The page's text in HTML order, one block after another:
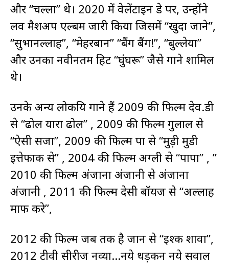
और “चल्ला” थे। 2020 में वेलेंटाइन डे पर, उन्होंने
लव मैशअप एल्बम जारी किया जिसमें “खुदा जाने”,
“सुभानल्लाह”, “मेहरबान” “बैंग बैंग!”, “बुल्लेया”
और उनका नवीनतम हिट “घुंघरू” जैसे गाने शामिल
थे।
उनके अन्य लोकप्रिय गाने हैं 2009 की फिल्म देव.डी
से “ढोल यारा ढोल” , 2009 की फिल्म गुलाल से
“ऐसी सजा”, 2009 की फिल्म पा से “मुड़ी मुडी
इत्तेफाक से” , 2004 की फिल्म अग्ली से “पापा” , ”
2010 की फिल्म अंजाना अंजानी से अंजाना
अंजानी , 2011 की फिल्म देसी बॉयज से “अल्लाह
माफ करे”,
2012 की फिल्म जब तक है जान से “इश्क शावा”,
2012 टीवी सीरीज नव्या…नये धड़कन नये सवाल